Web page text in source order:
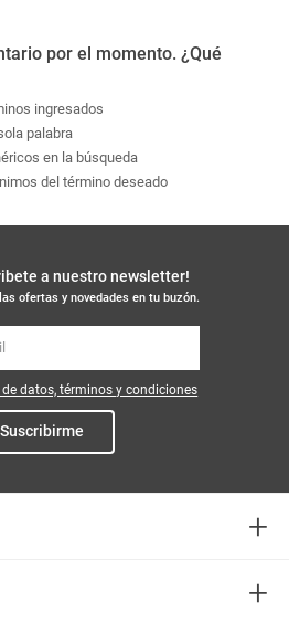
por el momento. ¿Qué
ingresados
palabra
en la búsqueda
del término deseado
a nuestro newsletter!
ofertas y novedades en tu buzón.
datos, términos y condiciones
Suscribirme
+
+